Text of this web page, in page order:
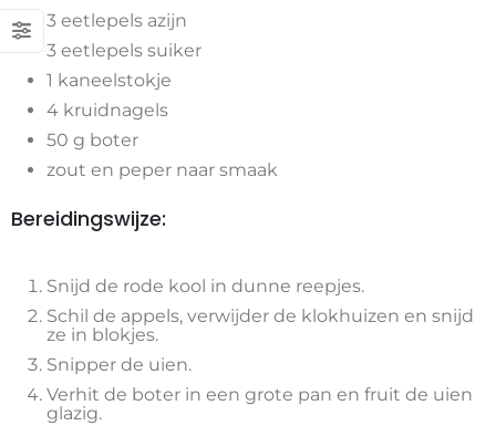
3 eetlepels azijn
3 eetlepels suiker
1 kaneelstokje
4 kruidnagels
50 g boter
zout en peper naar smaak
Bereidingswijze:
Snijd de rode kool in dunne reepjes.
Schil de appels, verwijder de klokhuizen en snijd
ze in blokjes.
Snipper de uien.
Verhit de boter in een grote pan en fruit de uien
glazig.